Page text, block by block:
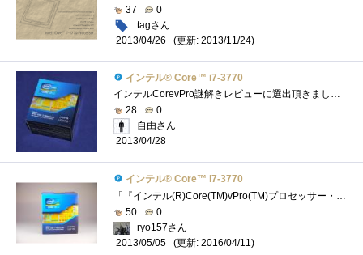
37
0
tagさん
2013/04/26
(更新: 2013/11/24)
インテル® Core™ i7-3770
インテルCorevPro謎解きレビューに選出頂きました。謎解きレビューが難航中なので、パーツのレビューを書いて現実逃避中です(^^ゞさて、今回はCPU...
28
0
自由さん
2013/04/28
インテル® Core™ i7-3770
「『インテル(R)Core(TM)vPro(TM)プロセッサー・ファミリー』の謎を解き明かせ！」のレビュー用に頂いたCPU。LGA1155対応。 動作周波数3.4GHz、ターボ・�...
50
0
ryo157さん
2013/05/05
(更新: 2016/04/11)